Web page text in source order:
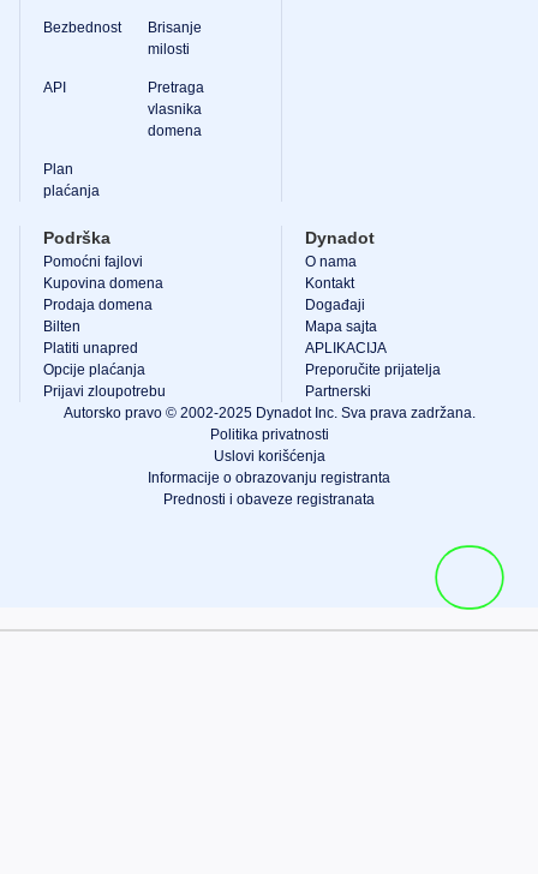
Pogledaj korpu
Bezbednost
Brisanje
milosti
API
Pretraga
vlasnika
domena
Plan
plaćanja
Podrška
Pomoćni fajlovi
Kupovina domena
Prodaja domena
Bilten
Platiti unapred
Opcije plaćanja
Prijavi zloupotrebu
Dynadot
O nama
Kontakt
Događaji
Mapa sajta
APLIKACIJA
Preporučite prijatelja
Partnerski
Autorsko pravo © 2002-2025 Dynadot Inc. Sva prava zadržana.
Politika privatnosti
Uslovi korišćenja
Informacije o obrazovanju registranta
Prednosti i obaveze registranata